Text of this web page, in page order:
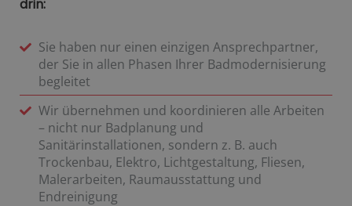
drin:
Sie haben nur einen einzigen Ansprechpartner,
der Sie in allen Phasen Ihrer Badmodernisierung
begleitet
Wir übernehmen und koordinieren alle Arbeiten
– nicht nur Badplanung und
Sanitärinstallationen, sondern z. B. auch
Trockenbau, Elektro, Lichtgestaltung, Fliesen,
Malerarbeiten, Raumausstattung und
Endreinigung